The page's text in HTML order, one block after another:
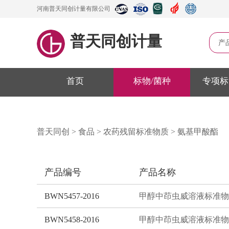
河南普天同创计量有限公司
普天同创计量 产
首页 标物/菌种 专项
普天同创 > 食品 > 农药残留标准物质 > 氨基甲酸酯
产品编号 产品名称
BWN5457-2016 甲醇中茚虫威溶液标准
BWN5458-2016 甲醇中茚虫威溶液标准